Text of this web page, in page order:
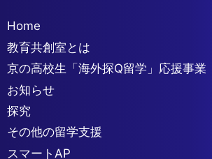
Home
教育共創室とは
京の高校生「海外探Q留学」応援事業
お知らせ
探究
その他の留学支援
スマートAP